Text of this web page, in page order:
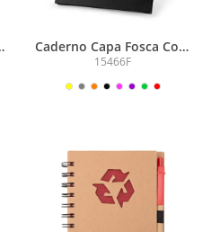
Caderno Capa Fosca Com
Pauta
15466F